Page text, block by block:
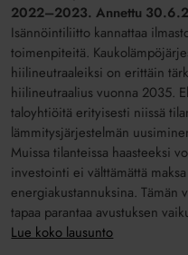
2022–2023. Annettu
Isännöintiliitto kannattaa
toimenpiteitä.
hiilineutraaleiksi on erittäin
hiilineutraalius vuonna 2035.
taloyhtiöitä erityisesti niissä
lämmitysjärjestelmän
Muissa tilanteissa haasteeksi
investointi ei välttämättä
energiakustannuksina.
tapaa parantaa avustuksen
Lue koko lausunto